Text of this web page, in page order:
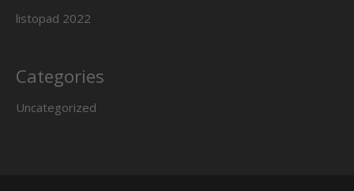
listopad 2022
Categories
Uncategorized